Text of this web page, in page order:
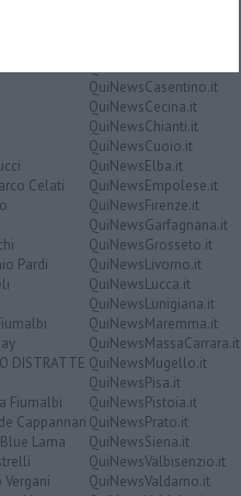
Celati
Pardi
DISTRATTE
Fiumalbi
Cappannari
Lama
Vergani
QuiNewsCasentino.it
QuiNewsCecina.it
QuiNewsChianti.it
QuiNewsCuoio.it
QuiNewsElba.it
QuiNewsEmpolese.it
QuiNewsFirenze.it
QuiNewsGarfagnana.it
QuiNewsGrosseto.it
QuiNewsLivorno.it
QuiNewsLucca.it
QuiNewsLunigiana.it
QuiNewsMaremma.it
QuiNewsMassaCarrara.it
QuiNewsMugello.it
QuiNewsPisa.it
QuiNewsPistoia.it
QuiNewsPrato.it
QuiNewsSiena.it
QuiNewsValbisenzio.it
QuiNewsValdarno.it